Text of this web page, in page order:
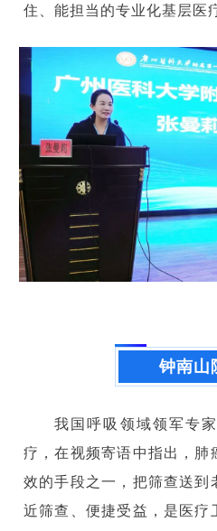
住、能担当的专业化基层医
钟南山
我国呼吸领域领军专
疗，在视频寄语中指出，肺
效的手段之一，把筛查送到
近筛查、便捷受益，是医疗